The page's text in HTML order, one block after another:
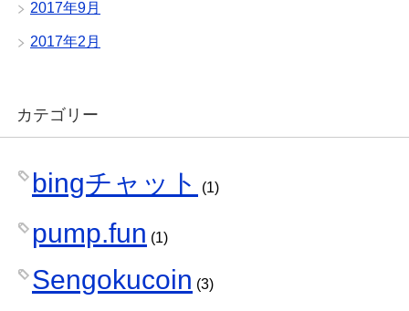
2017年9月
2017年2月
カテゴリー
bingチャット (1)
pump.fun (1)
Sengokucoin (3)